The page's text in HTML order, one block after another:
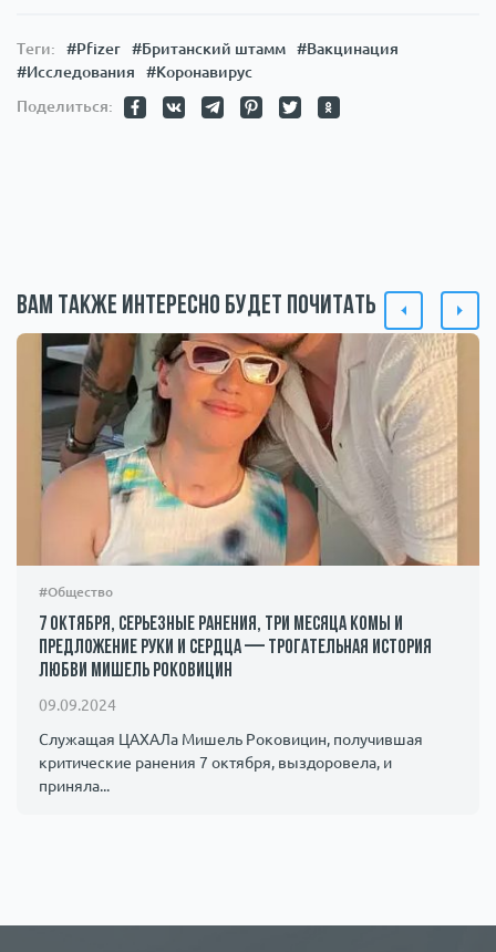
Теги: #Pfizer #Британский штамм
#Вакцинация
#Исследования
#Коронавирус
Поделиться:
Вам также интересно будет почитать
#Общество
7 октября, серьезные ранения, три месяца комы и
предложение руки и сердца — трогательная история
любви Мишель Роковицин
09.09.2024
Служащая ЦАХАЛа Мишель Роковицин, получившая
критические ранения 7 октября, выздоровела, и
приняла...